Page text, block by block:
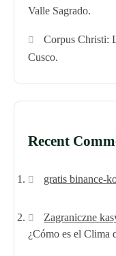
Valle Sagrado.
Corpus Christi:
Cusco.
Recent
gratis binance-
Zagraniczne
¿Cómo es el Clima